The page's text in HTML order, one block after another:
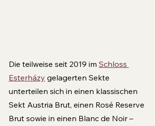
Die teilweise seit 2019 im Schloss
Esterházy gelagerten Sekte
unterteilen sich in einen klassischen
Sekt Austria Brut, einen Rosé Reserve
Brut sowie in einen Blanc de Noir –